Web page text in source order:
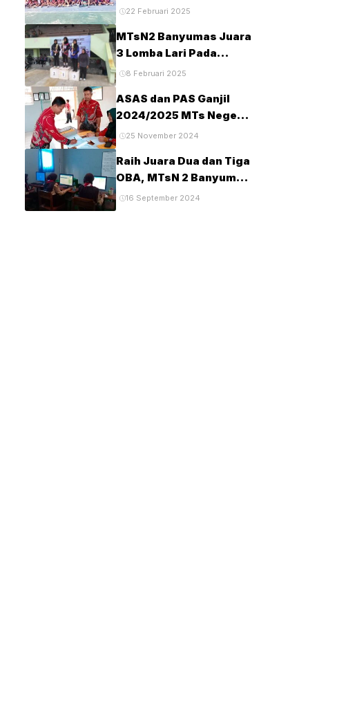
kecamatan Tambak
Banyumas
22 Februari 2025
MTsN2 Banyumas Juara
3 Lomba Lari Pada
Porseni MTs Tingkat
Tahun 2025
8 Februari 2025
ASAS dan PAS Ganjil
2024/2025 MTs Negeri
2 Banyumas
Lancar
25 November 2024
Raih Juara Dua dan Tiga
OBA, MTsN 2 Banyumas
Lanjut Tingkat Provinsi
16 September 2024